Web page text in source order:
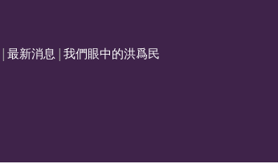
最新消息 我們眼中的洪爲民